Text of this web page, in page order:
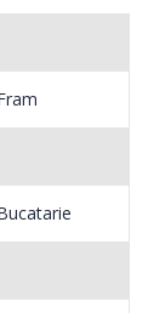
intregii familii.